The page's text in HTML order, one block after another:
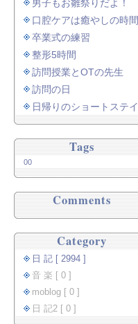
男子もお雛祭りだよ！
口腔ケアは癒やしの時間
卒業式の練習
整形5時間
訪問授業とOTの先生
訪問の日
日帰りのショートステイ
Tags
00
Comments
Category
日 記 [ 2994 ]
音 楽 [ 0 ]
moblog [ 0 ]
日 記2 [ 0 ]